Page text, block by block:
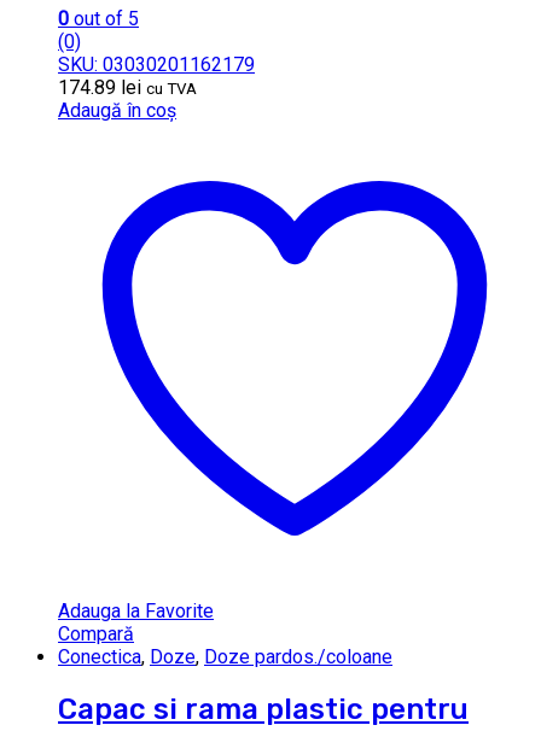
0 out of 5
(0)
SKU: 03030201162179
174.89 lei cu TVA
Adaugă în coș
Adauga la Favorite
Compară
Conectica, Doze, Doze pardos./coloane
Capac si rama plastic pentru